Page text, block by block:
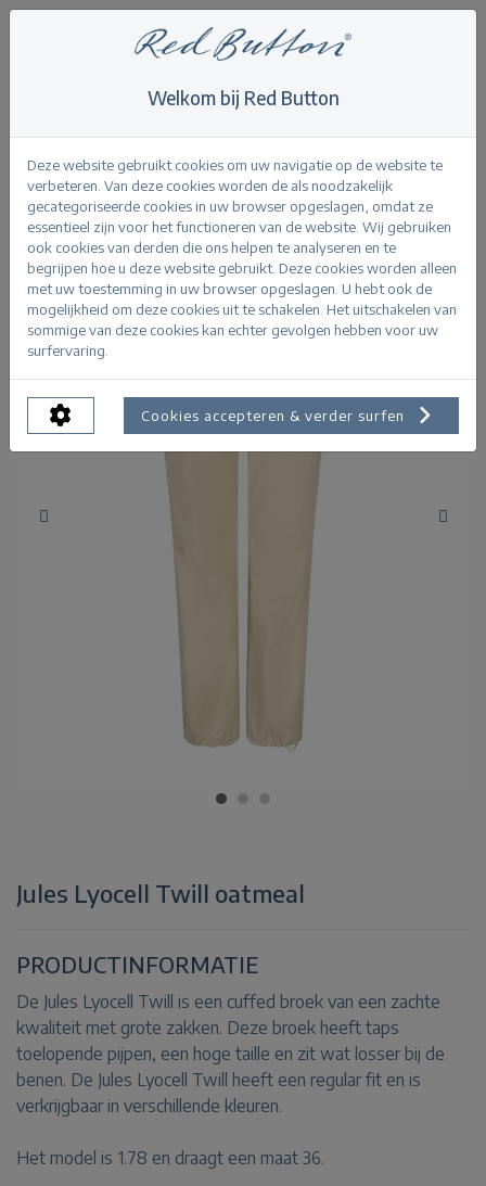
Jules Lyocell Twill
Terug
Jules Lyocell Twill oatmeal
PRODUCTINFORMATIE
De Jules Lyocell Twill is een cuffed broek van een zachte
kwaliteit met grote zakken. Deze broek heeft taps
toelopende pijpen, een hoge taille en zit wat losser bij de
benen. De Jules Lyocell Twill heeft een regular fit en is
verkrijgbaar in verschillende kleuren.
Het model is 1.78 en draagt een maat 36.
Welkom bij Red Button
Deze website gebruikt cookies om uw navigatie op de website te
verbeteren. Van deze cookies worden de als noodzakelijk
gecategoriseerde cookies in uw browser opgeslagen, omdat ze
essentieel zijn voor het functioneren van de website. Wij gebruiken
ook cookies van derden die ons helpen te analyseren en te
begrijpen hoe u deze website gebruikt. Deze cookies worden alleen
met uw toestemming in uw browser opgeslagen. U hebt ook de
mogelijkheid om deze cookies uit te schakelen. Het uitschakelen van
sommige van deze cookies kan echter gevolgen hebben voor uw
surfervaring.
Cookies accepteren & verder surfen